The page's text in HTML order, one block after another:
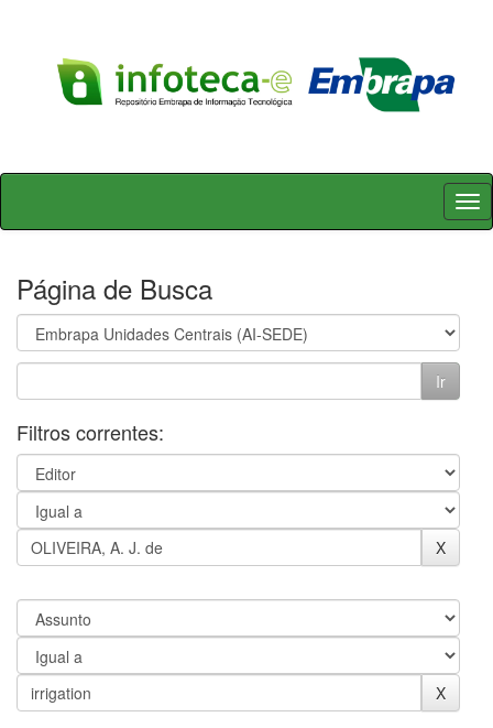
Skip
Página de Busca
Filtros correntes: